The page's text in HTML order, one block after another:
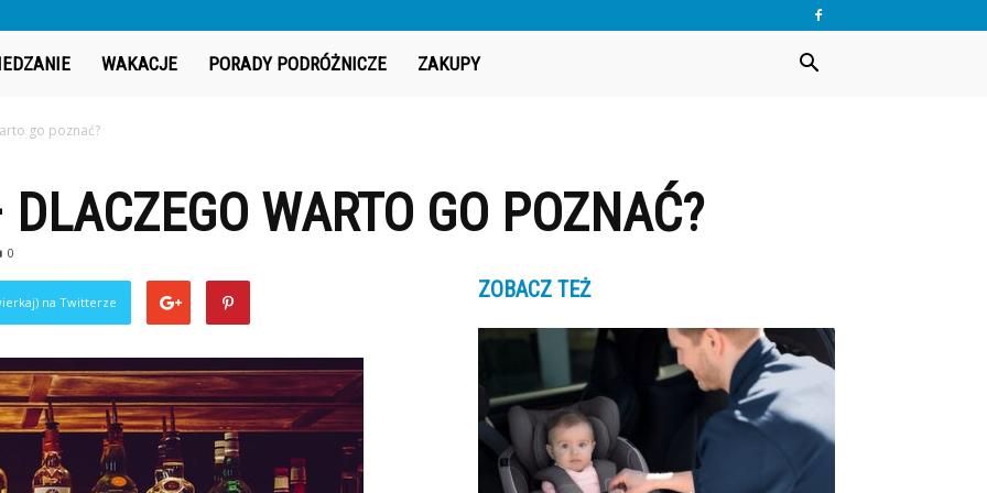
WAKACJE PORADY PODRÓŻNICZE ZAKUPY
go poznać?
WARTO GO POZNAĆ?
0
na Twitterze ZOBACZ TEŻ